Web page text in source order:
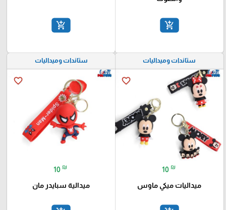
والصوت
add_shopping_cart
add_shopping_cart
ستاندات وميداليات
favorite_border
ميداليات ميكي ماوس
ستاندات وميداليات
favorite_border
ميدالية سبايدر مان